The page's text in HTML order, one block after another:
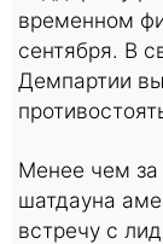
временном
сентября. В
Демпартии
Менее чем за
шатдауна
встречу с